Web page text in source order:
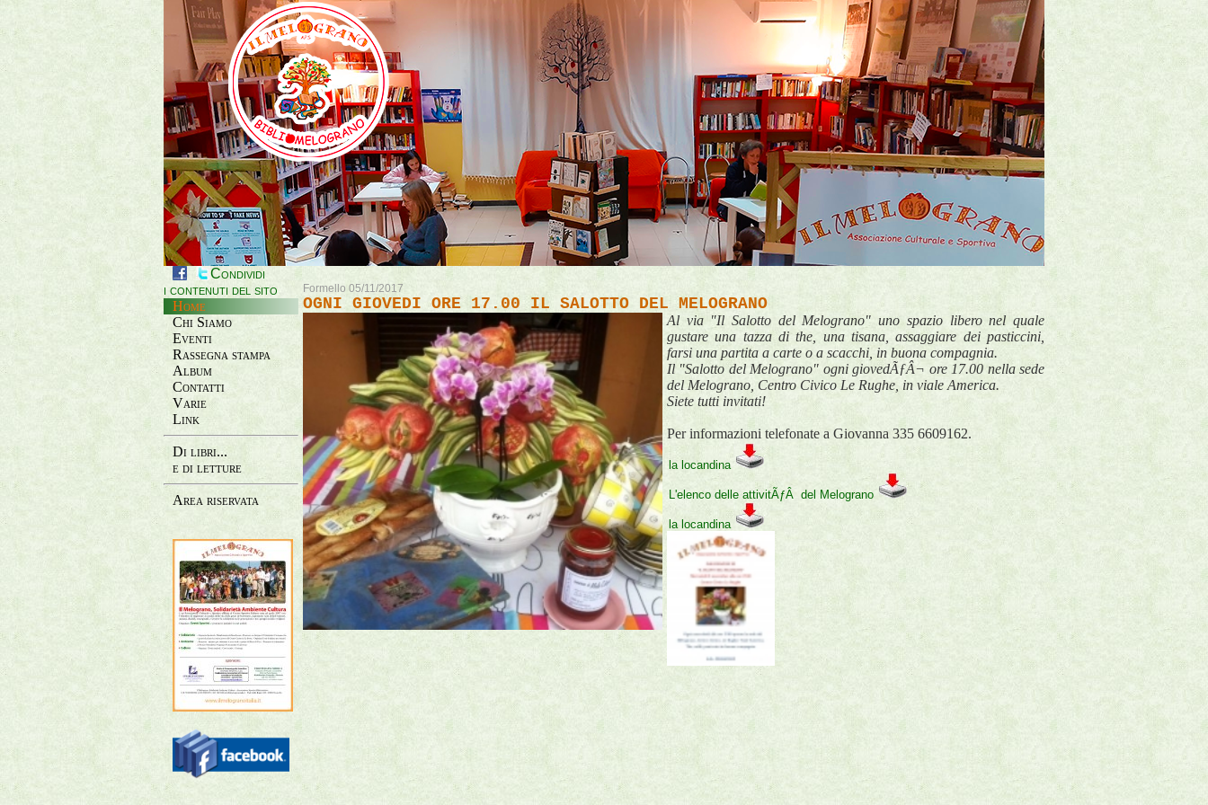
Condividi
i contenuti del sito
Home
Chi Siamo
Eventi
Rassegna stampa
Album
Contatti
Varie
Link
Di libri...
e di letture
Area riservata
Formello 05/11/2017
OGNI GIOVEDI ORE 17.00 IL SALOTTO DEL MELOGRANO
Al via "Il Salotto del Melograno" uno spazio libero nel quale
gustare una tazza di the, una tisana, assaggiare dei pasticcini,
farsi una partita a carte o a scacchi, in buona compagnia.
Il "Salotto del Melograno" ogni giovedÃƒÂ¬ ore 17.00 nella sede
del Melograno, Centro Civico Le Rughe, in viale America.
Siete tutti invitati!
Per informazioni telefonate a Giovanna 335 6609162.
la locandina
L'elenco delle attivitÃƒÂ del Melograno
la locandina